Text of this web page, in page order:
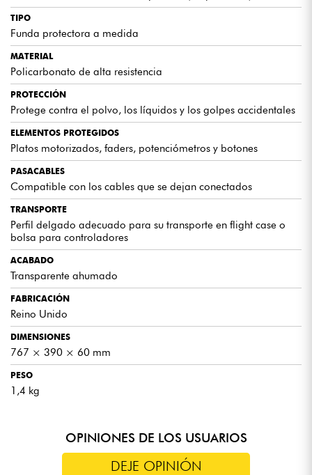
TIPO
Funda protectora a medida
MATERIAL
Policarbonato de alta resistencia
PROTECCIÓN
Protege contra el polvo, los líquidos y los golpes accidentales
ELEMENTOS PROTEGIDOS
Platos motorizados, faders, potenciómetros y botones
PASACABLES
Compatible con los cables que se dejan conectados
TRANSPORTE
Perfil delgado adecuado para su transporte en flight case o
bolsa para controladores
ACABADO
Transparente ahumado
FABRICACIÓN
Reino Unido
DIMENSIONES
767 × 390 × 60 mm
PESO
1,4 kg
OPINIONES DE LOS USUARIOS
DEJE OPINIÓN